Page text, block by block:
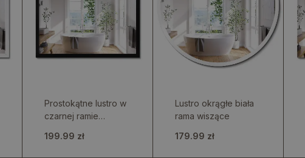
Prostokątne lustro w
czarnej ramie
199.99 zł
Lustro okrągłe biała
rama wiszące
179.99 zł